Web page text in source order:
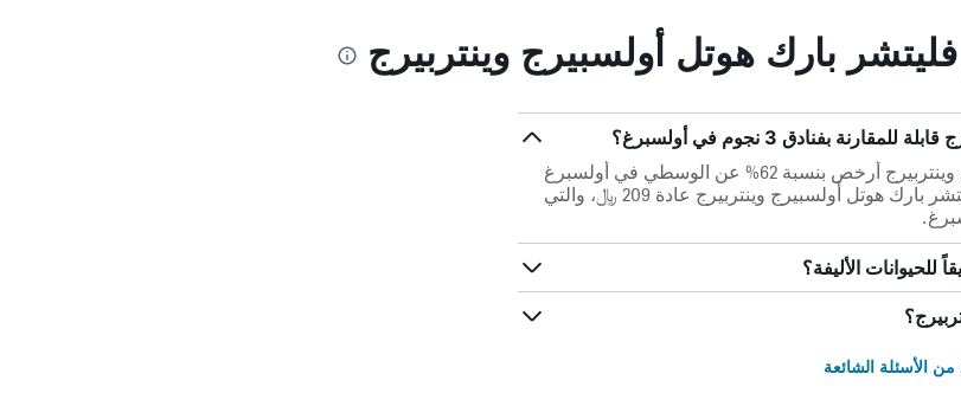
بارك هوتل أولسبيرج وينتربيرج
بفنادق 3 نجوم في أولسبرغ؟
متوسط سعر الليلة في فليتشر بارك هوتل أولسبيرج وينتربيرج أرخص بنسبة 62% عن الوسطي في أولسبرغ
لفنادق ذات تصنيف 3 نجوم. يكون سعر الليلة في فليتشر بارك هوتل أولسبيرج وينتربيرج عادة 209 ﷼، والتي
للحيوانات الأليفة؟
الأسئلة الشائعة